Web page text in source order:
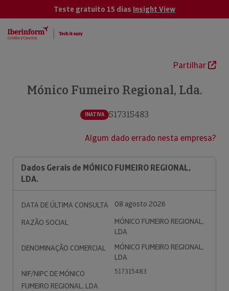
Teste gratuito 15 dias Insight View
Partilhar
Mónico Fumeiro Regional, Lda.
INATIVA 517315483
Algum dado errado nesta empresa?
Dados Gerais de MÓNICO FUMEIRO REGIONAL,
LDA.
DATA DE ÚLTIMA CONSULTA
08 agosto 2026
RAZÃO SOCIAL
MÓNICO FUMEIRO REGIONAL,
LDA.
DENOMINAÇÃO COMERCIAL
MÓNICO FUMEIRO REGIONAL,
LDA.
NIF/NIPC DE MÓNICO
FUMEIRO REGIONAL, LDA.
517315483